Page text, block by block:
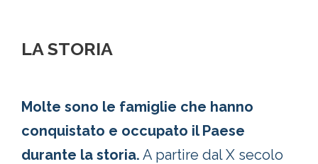
LA STORIA
Molte sono le famiglie che hanno
conquistato e occupato il Paese
durante la storia. A partire dal X secolo